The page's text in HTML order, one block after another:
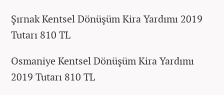
Şırnak Kentsel Dönüşüm Kira Yardımı 2019
Tutarı 810 TL
Osmaniye Kentsel Dönüşüm Kira Yardımı
2019 Tutarı 810 TL